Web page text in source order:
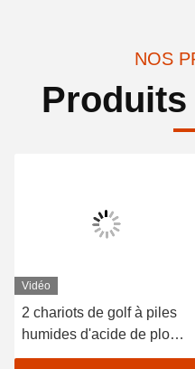
NOS
Vidéo
2 chariots de golf à piles
humides d'acide de plomb
de sièges/golf avec des